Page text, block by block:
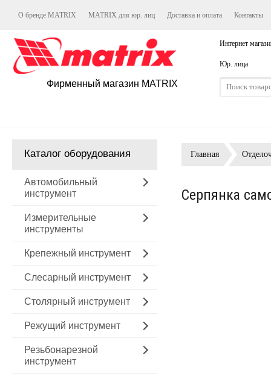
О бренде MATRIX MATRIX для юр. лиц Доставка и оплата Контакты
Фирменный магазин MATRIX
Интернет
Юр. лица
Каталог оборудования
Автомобильный
инструмент
Измерительные
инструменты
Крепежный инструмент
Слесарный инструмент
Столярный инструмент
Режущий инструмент
Резьбонарезной
инструмент
Главная
Серпянка